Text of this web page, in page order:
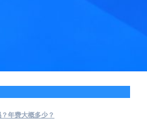
年费大概多少？